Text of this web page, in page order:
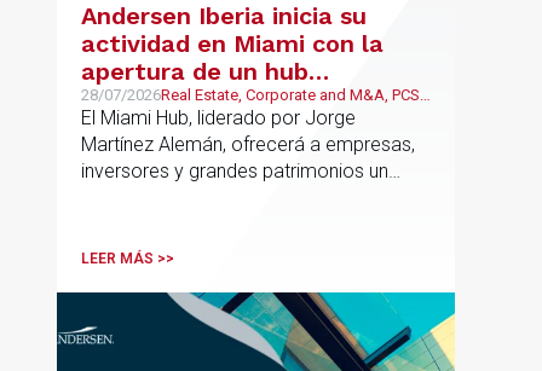
Andersen Iberia inicia su
actividad en Miami con la
apertura de un hub
estratégico para reforzar el
asesoramiento fiscal, legal y
patrimonial conectando
Europa y Latinoamérica
28/07/2026Real Estate, Corporate and M&A, PCS,
Wealth Management & Family
Business
El Miami Hub, liderado por Jorge
Martínez Alemán, ofrecerá a empresas,
inversores y grandes patrimonios un
Latinoamérica y otros mercados
LEER MÁS >>